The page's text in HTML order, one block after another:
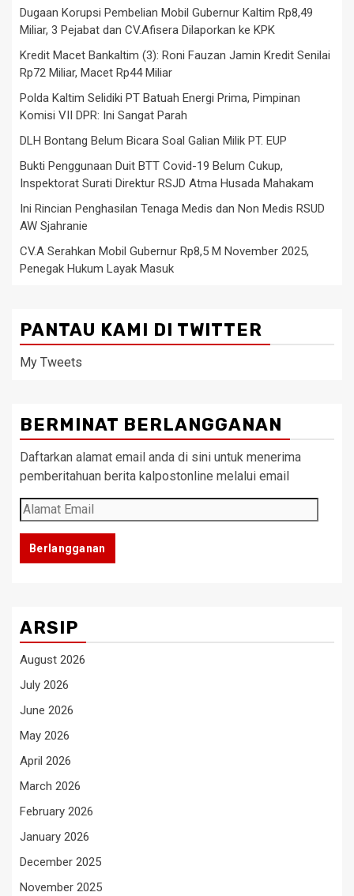
Dugaan Korupsi Pembelian Mobil Gubernur Kaltim Rp8,49
Miliar, 3 Pejabat dan CV.Afisera Dilaporkan ke KPK
Kredit Macet Bankaltim (3): Roni Fauzan Jamin Kredit Senilai
Rp72 Miliar, Macet Rp44 Miliar
Polda Kaltim Selidiki PT Batuah Energi Prima, Pimpinan
Komisi VII DPR: Ini Sangat Parah
DLH Bontang Belum Bicara Soal Galian Milik PT. EUP
Bukti Penggunaan Duit BTT Covid-19 Belum Cukup,
Inspektorat Surati Direktur RSJD Atma Husada Mahakam
Ini Rincian Penghasilan Tenaga Medis dan Non Medis RSUD
AW Sjahranie
CV.A Serahkan Mobil Gubernur Rp8,5 M November 2025,
Penegak Hukum Layak Masuk
PANTAU KAMI DI TWITTER
My Tweets
BERMINAT BERLANGGANAN
Daftarkan alamat email anda di sini untuk menerima
pemberitahuan berita kalpostonline melalui email
Alamat
Email
Berlangganan
ARSIP
August 2026
July 2026
June 2026
May 2026
April 2026
March 2026
February 2026
January 2026
December 2025
November 2025